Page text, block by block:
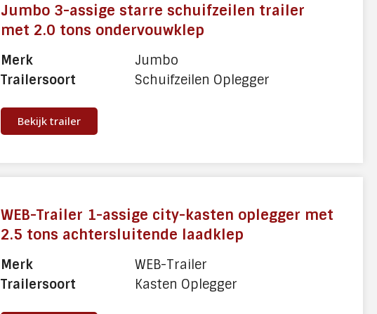
Jumbo 3-assige starre schuifzeilen trailer
met 2.0 tons ondervouwklep
Merk
Jumbo
Trailersoort
Schuifzeilen Oplegger
Bekijk trailer
WEB-Trailer 1-assige city-kasten oplegger met
2.5 tons achtersluitende laadklep
Merk
WEB-Trailer
Trailersoort
Kasten Oplegger